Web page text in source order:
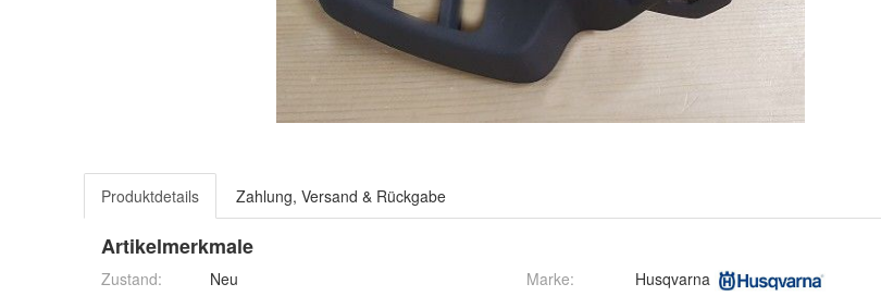
Produktdetails Zahlung, Versand & Rückgabe
Artikelmerkmale
Zustand: Neu Marke: Husqvarna